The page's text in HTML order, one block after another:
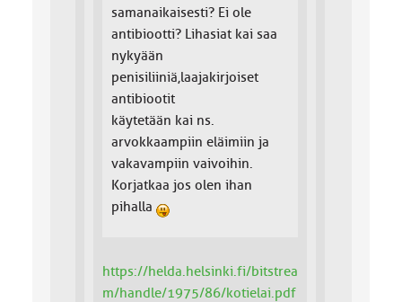
samanaikaisesti? Ei ole
antibiootti? Lihasiat kai saa
nykyään
penisiliiniä,laajakirjoiset
antibiootit
käytetään kai ns.
arvokkaampiin eläimiin ja
vakavampiin vaivoihin.
Korjatkaa jos olen ihan
pihalla
https://helda.helsinki.fi/bitstrea
m/handle/1975/86/kotielai.pdf